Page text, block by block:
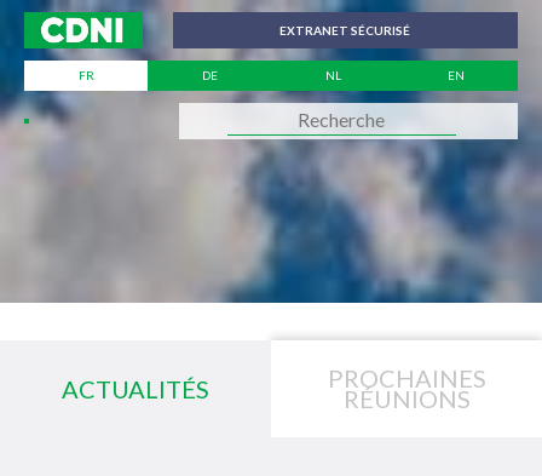
EXTRANET SÉCURISÉ
FR DE NL EN
ACTUALITÉS PROCHAINES
RÉUNIONS
Panneau de gestion des cookies